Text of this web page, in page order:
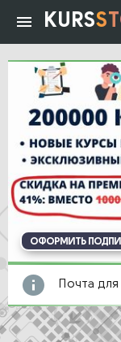
KURS
ОФОРМИТЬ
Почта